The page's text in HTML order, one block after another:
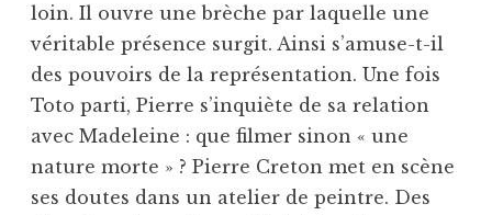
loin. Il ouvre une brèche par laquelle une
véritable présence surgit. Ainsi s’amuse-t-il
des pouvoirs de la représentation. Une fois
Toto parti, Pierre s’inquiète de sa relation
avec Madeleine : que filmer sinon « une
nature morte » ? Pierre Creton met en scène
ses doutes dans un atelier de peintre. Des